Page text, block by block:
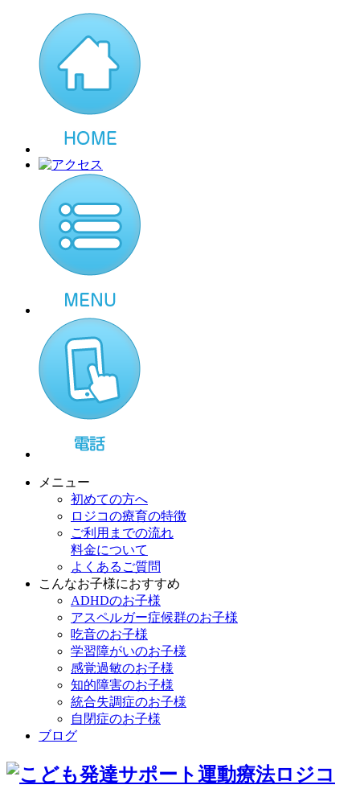
メニュー
初めての方へ
ロジコの療育の特徴
ご利用までの流れ
料金について
よくあるご質問
こんなお子様におすすめ
ADHDのお子様
アスペルガー症候群のお子様
吃音のお子様
学習障がいのお子様
感覚過敏のお子様
知的障害のお子様
統合失調症のお子様
自閉症のお子様
ブログ